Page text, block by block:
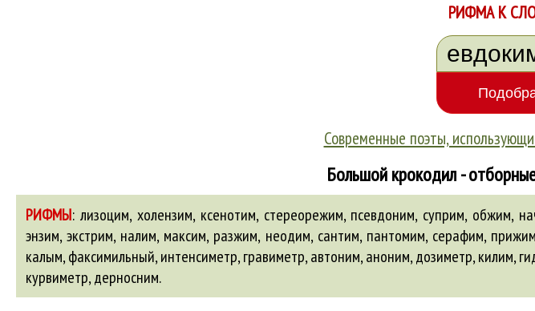
РИФМА К
Современные поэты,
Большой крокодил -
РИФМЫ: лизоцим, холензим, ксенотим, стереорежим, псевдоним, суприм,
энзим, экстрим, налим, максим, разжим, неодим, сантим, пантомим, серафим,
калым, факсимильный,интенсиметр,гравиметр,автоним,аноним,дозиметр,килим,
курвиметр,дерносним.